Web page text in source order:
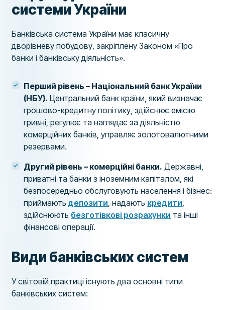
системи України
Банківська система України має класичну
дворівневу побудову, закріплену Законом «Про
банки і банківську діяльність».
Перший рівень – Національний банк України
(НБУ). Центральний банк країни, який визначає
грошово-кредитну політику, здійснює емісію
гривні, регулює та наглядає за діяльністю
комерційних банків, управляє золотовалютними
резервами.
Другий рівень – комерційні банки. Державні,
приватні та банки з іноземним капіталом, які
безпосередньо обслуговують населення і бізнес:
приймаютьдепозити, надають кредити,
здійснюють безготівкові розрахунки та інші
фінансові операції.
Види банківських систем
У світовій практиці існують два основні типи
банківських систем: